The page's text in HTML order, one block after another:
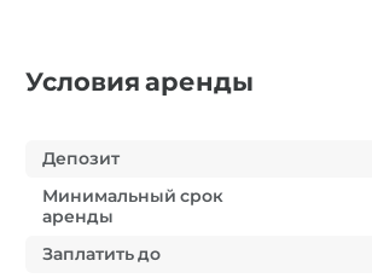
Условия аренды
Депозит
Минимальный срок
аренды
Заплатить до